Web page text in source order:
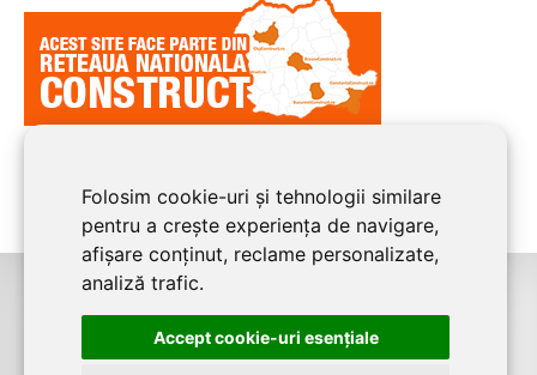
Folosim cookie-uri și tehnologii similare
pentru a crește experiența de navigare,
afișare conținut, reclame personalizate,
analiză trafic.
Accept cookie-uri esenţiale
BUCURESTI CONSTRUCTeste un serviciu de promovare online
pentru firme. Proiect digital dezvoltat deLIVE COMMUNICATIONS SRL